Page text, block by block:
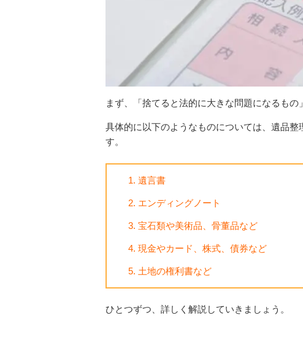
まず、「捨てると法的に大きな問題になるもの
具体的に以下のようなものについては、遺品
す。
遺言書
エンディングノート
宝石類や美術品、骨董品など
現金やカード、株式、債券など
土地の権利書など
ひとつずつ、詳しく解説していきましょう。